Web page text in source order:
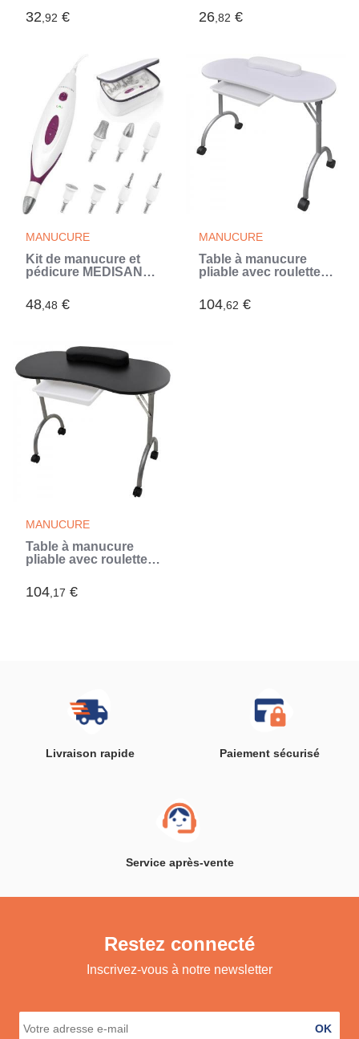
32,92 €
InnovaGoods
26,82 €
MANUCURE
Kit de manucure et
pédicure MEDISANA
accessoires pour
soin des ongles et de
48,48 €
MANUCURE
Table à manucure
pliable avec roulettes
104,62 €
MANUCURE
Table à manucure
pliable avec roulettes
104,17 €
Livraison rapide Paiement sécurisé
Service après-vente
Restez connecté
Inscrivez-vous à notre newsletter
OK